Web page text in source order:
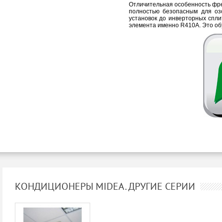
Отличительная особенность
полностью безопасным для
установок до инверторных
элемента именно R410A. Это
КОНДИЦИОНЕРЫ MIDEA. ДРУГИЕ СЕРИИ